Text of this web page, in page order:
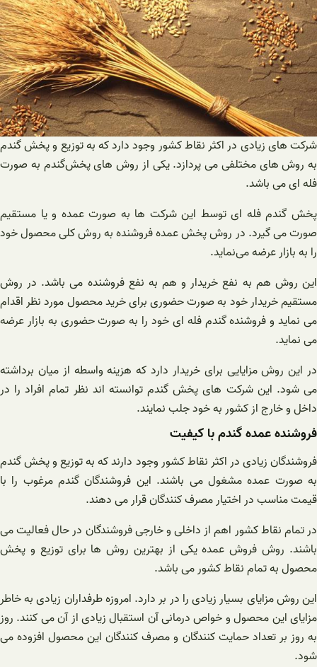
شرکت های زیادی در اکثر نقاط کشور وجود دارد که به توزیع و پخش گندم
به روش های مختلفی می‌ پردازد. یکی از روش های پخش‌گندم به صورت
فله ای می‌ باشد.
پخش گندم فله ای توسط این شرکت ها به صورت عمده و یا مستقیم
صورت می گیرد. در روش پخش عمده فروشنده به روش کلی محصول خود
را به بازار عرضه می‌نماید.
این روش هم به نفع خریدار و هم به نفع فروشنده می باشد. در روش
مستقیم خریدار خود به صورت حضوری برای خرید محصول مورد نظر اقدام
می نماید و فروشنده گندم فله ای خود را به صورت حضوری به بازار عرضه
می نماید.
در این روش مزایایی برای خریدار دارد که هزینه واسطه از میان برداشته
می شود. این شرکت های پخش گندم توانسته اند نظر تمام افراد را در
داخل و خارج از کشور به خود جلب نمایند.
فروشنده عمده گندم با کیفیت
فروشندگان زیادی در اکثر نقاط کشور وجود دارند که به توزیع و پخش گندم
به صورت عمده مشغول می باشند. این فروشندگان گندم مرغوب را با
قیمت مناسب در اختیار مصرف کنندگان قرار می دهند.
در تمام نقاط کشور اهم از داخلی و خارجی فروشندگان در حال فعالیت می
باشند. روش فروش عمده یکی از بهترین روش ها برای توزیع و پخش
محصول به تمام نقاط کشور می باشد.
این روش مزایای بسیار زیادی را در بر دارد. امروزه طرفداران زیادی به خاطر
مزایای این محصول و خواص درمانی آن استقبال زیادی از آن می‌ کنند. روز
به روز بر تعداد حمایت کنندگان و مصرف کنندگان این محصول افزوده می
شود.